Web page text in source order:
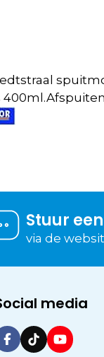
Stuur
via de
media